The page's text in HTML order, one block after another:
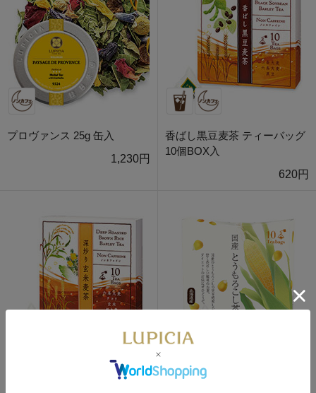
プロヴァンス 25g 缶入
1,230円
香ばし黒豆麦茶 ティーバッグ
10個BOX入
620円
深炒り玄米麦茶 ティーバッグ
国産 とうもろこし茶 ティーバ